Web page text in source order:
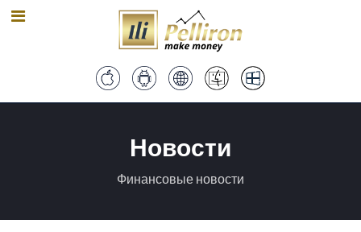
Новости
Финансовые новости